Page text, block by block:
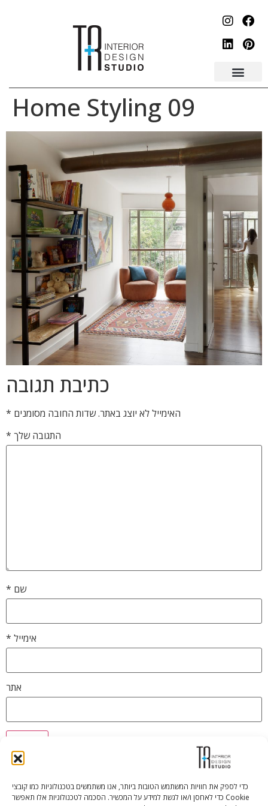
כדי לספק את חוויות המשתמש הטובות ביותר, אנו משתמשים בטכנולוגיות כמו קובצי
Cookie כדי לאחסן ו/או לגשת למידע על המכשיר. הסכמה לטכנולוגיות אלו תאפשר
Home Styling 09
כתיבת תגובה
האימייל לא יוצג באתר.שדות החובה מסומנים *
התגובה שלך *
שם *
אימייל *
אתר